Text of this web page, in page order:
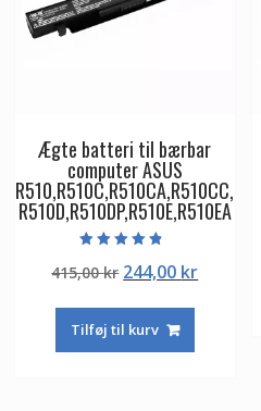
Ægte batteri til bærbar
computer ASUS
R510,R510C,R510CA,R510CC,
R510D,R510DP,R510E,R510EA
4.50
ud af 5
415,00kr Den
pris
var:
244,00 krDen
Tilføj til kurv